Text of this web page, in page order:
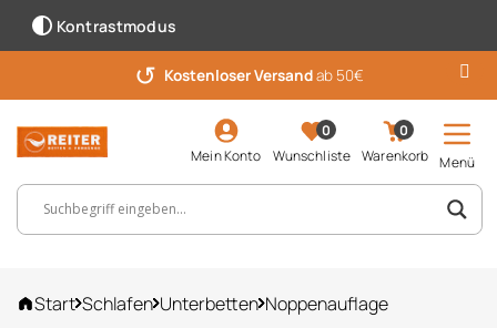
Kontrastmodus
↺ Kostenloser Versandab 50€
Mein Konto
0
Wunschliste
0
Warenkorb
Menü
Suchbegriff, Artikelnummer ...
Start Schlafen Unterbetten Noppenauflage